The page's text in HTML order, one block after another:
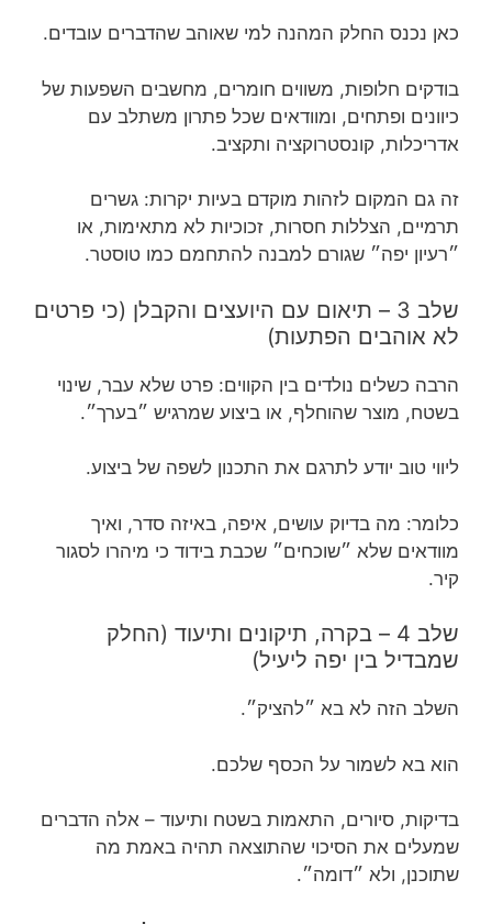
כאן נכנס החלק המהנה למי שאוהב שהדברים עובדים.
בודקים חלופות, משווים חומרים, מחשבים השפעות של
כיוונים ופתחים, ומוודאים שכל פתרון משתלב עם
אדריכלות, קונסטרוקציה ותקציב.
זה גם המקום לזהות מוקדם בעיות יקרות: גשרים
תרמיים, הצללות חסרות, זכוכיות לא מתאימות, או
״רעיון יפה״ שגורם למבנה להתחמם כמו טוסטר.
שלב 3 – תיאום עם היועצים והקבלן (כי פרטים
לא אוהבים הפתעות)
הרבה כשלים נולדים בין הקווים: פרט שלא עבר, שינוי
בשטח, מוצר שהוחלף, או ביצוע שמרגיש ״בערך״.
ליווי טוב יודע לתרגם את התכנון לשפה של ביצוע.
כלומר: מה בדיוק עושים, איפה, באיזה סדר, ואיך
מוודאים שלא ״שוכחים״ שכבת בידוד כי מיהרו לסגור
קיר.
שלב 4 – בקרה, תיקונים ותיעוד (החלק
שמבדיל בין יפה ליעיל)
השלב הזה לא בא ״להציק״.
הוא בא לשמור על הכסף שלכם.
בדיקות, סיורים, התאמות בשטח ותיעוד – אלה הדברים
שמעלים את הסיכוי שהתוצאה תהיה באמת מה
שתוכנן, ולא ״דומה״.